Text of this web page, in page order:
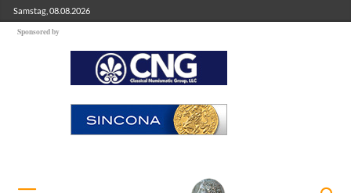
Samstag, 08.08.2026
Sponsored by